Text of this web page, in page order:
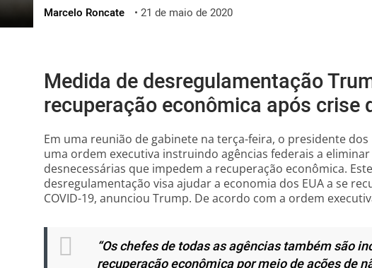
Marcelo Roncate • 21 de maio de 2020
Medida de desregulamentação
recuperação econômica após crise
Em uma reunião de gabinete na terça-feira, o presidente
uma ordem executiva instruindo agências federais a
desnecessárias que impedem a recuperação econômica.
desregulamentação visa ajudar a economia dos EUA a se
COVID-19, anunciou Trump. De acordo com a ordem
“Os chefes de todas as agências também são
recuperação econômica por meio de ações de